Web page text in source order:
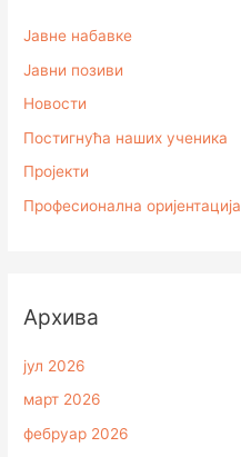
Јавне набавке
Јавни позиви
Новости
Постигнућа наших ученика
Пројекти
Професионална оријентација
Архивa
јул 2026
март 2026
фебруар 2026